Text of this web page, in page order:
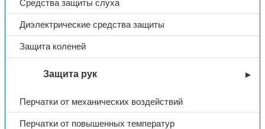
Средства защиты слуха
Диэлектрические средства защиты
Защита коленей
Защита рук
Перчатки от механических воздействий
Перчатки от повышенных температур
утверждении требований к комплектации медицинскими
изделиями укладки санитарной сумки для оказания первой
помощи подразделениями сил гражданской обороны».
Укладка су